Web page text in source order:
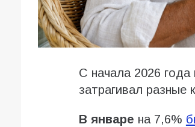
С начала 2026
затрагивал разные
В январе на 7,6%